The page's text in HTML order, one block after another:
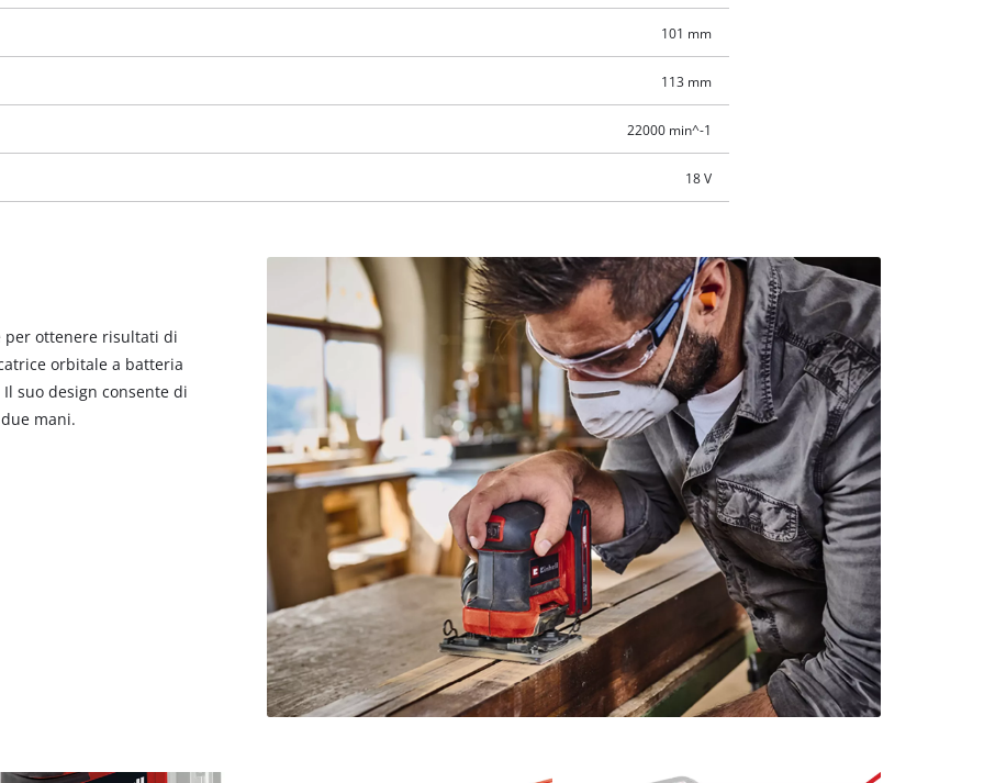
Management Platform
101 mm
113 mm
22000 min^-1
18 V
per ottenere risultati di
orbitale a batteria
suo design consente di
mani.